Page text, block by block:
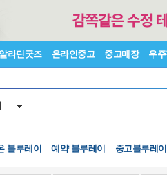
라딘굿즈 온라인중고 중고매장 우주
블루레이 예약 블루레이 중고블루레이